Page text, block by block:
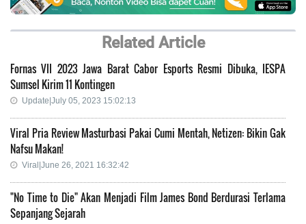
Related Article
Fornas VII 2023 Jawa Barat Cabor Esports Resmi Dibuka, IESPA
Sumsel Kirim 11 Kontingen
Update|July 05, 2023 15:02:13
Viral Pria Review Masturbasi Pakai Cumi Mentah, Netizen: Bikin Gak
Nafsu Makan!
Viral|June 26, 2021 16:32:42
"No Time to Die" Akan Menjadi Film James Bond Berdurasi Terlama
Sepanjang Sejarah